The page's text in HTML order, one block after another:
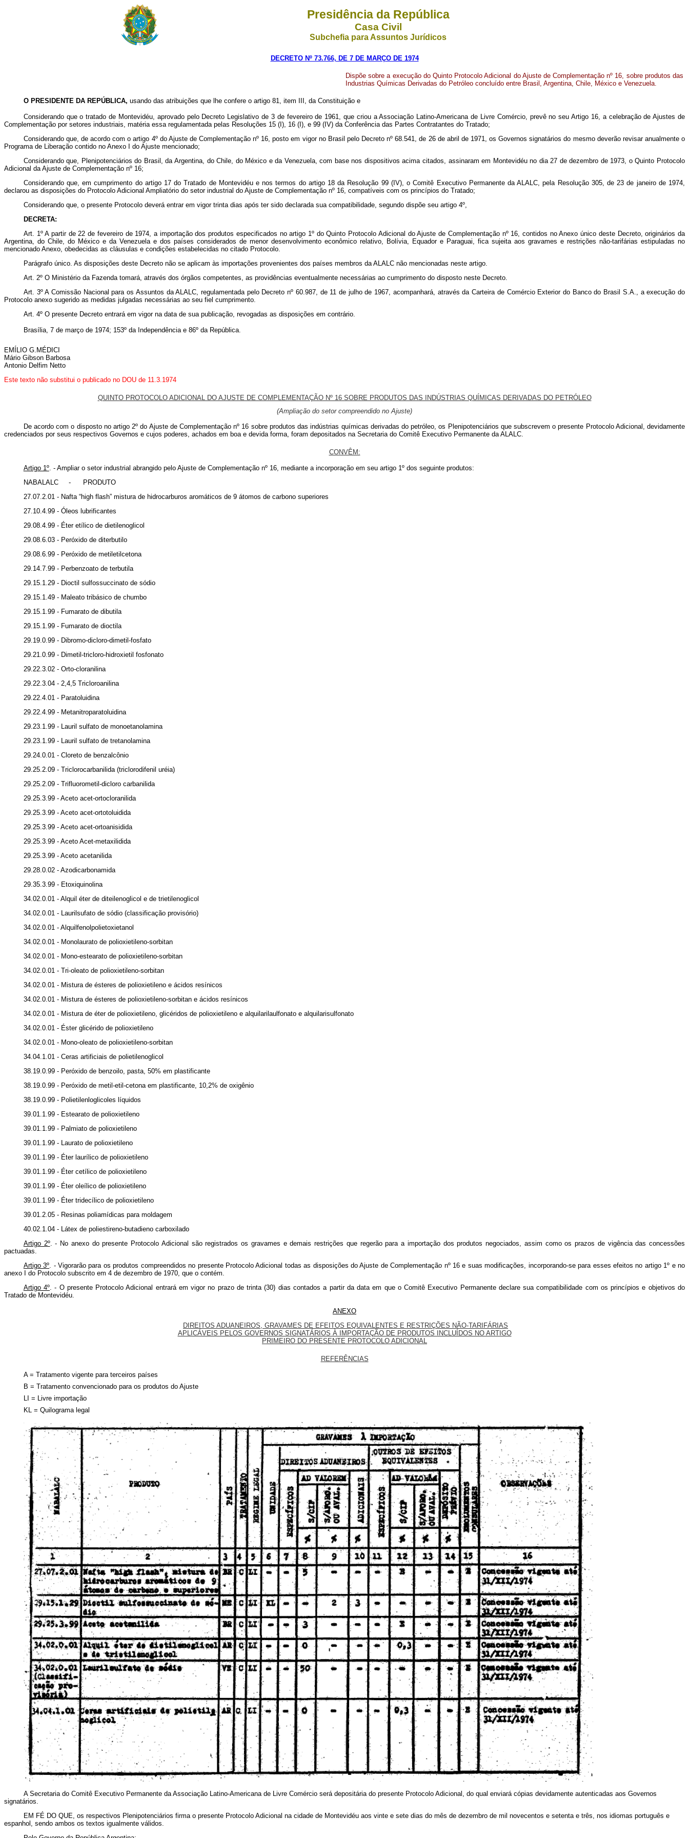
Presidência da República
Casa Civil
Subchefia para Assuntos Jurídicos
DECRETO Nº 73.766, DE 7 DE MARÇO DE 1974
Dispõe sobre a execução do Quinto Protocolo Adicional do Ajuste de Complementação nº 16, sobre produtos das
Industrias Químicas Derivadas do Petróleo concluído entre Brasil, Argentina, Chile, México e Venezuela.
O PRESIDENTE DA REPÚBLICA, usando das atribuições que lhe confere o artigo 81, item III, da Constituição e
Considerando que o tratado de Montevidéu, aprovado pelo Decreto Legislativo de 3 de fevereiro de 1961, que criou a Associação Latino-Americana de Livre Comércio, prevê no seu Artigo 16, a celebração de Ajustes de
Complementação por setores industriais, matéria essa regulamentada pelas Resoluções 15 (I), 16 (I), e 99 (IV) da Conferência das Partes Contratantes do Tratado;
Considerando que, de acordo com o artigo 4º do Ajuste de Complementação nº 16, posto em vigor no Brasil pelo Decreto nº 68.541, de 26 de abril de 1971, os Governos signatários do mesmo deverão revisar anualmente o
Programa de Liberação contido no Anexo I do Ajuste mencionado;
Considerando que, Plenipotenciários do Brasil, da Argentina, do Chile, do México e da Venezuela, com base nos dispositivos acima citados, assinaram em Montevidéu no dia 27 de dezembro de 1973, o Quinto Protocolo
Adicional da Ajuste de Complementação nº 16;
Considerando que, em cumprimento do artigo 17 do Tratado de Montevidéu e nos termos do artigo 18 da Resolução 99 (IV), o Comitê Executivo Permanente da ALALC, pela Resolução 305, de 23 de janeiro de 1974,
declarou as disposições do Protocolo Adicional Ampliatório do setor industrial do Ajuste de Complementação nº 16, compatíveis com os princípios do Tratado;
Considerando que, o presente Protocolo deverá entrar em vigor trinta dias após ter sido declarada sua compatibilidade, segundo dispõe seu artigo 4º,
DECRETA:
Art. 1º A partir de 22 de fevereiro de 1974, a importação dos produtos especificados no artigo 1º do Quinto Protocolo Adicional do Ajuste de Complementação nº 16, contidos no Anexo único deste Decreto, originários da
Argentina, do Chile, do México e da Venezuela e dos países considerados de menor desenvolvimento econômico relativo, Bolívia, Equador e Paraguai, fica sujeita aos gravames e restrições não-tarifárias estipuladas no
mencionado Anexo, obedecidas as cláusulas e condições estabelecidas no citado Protocolo.
Parágrafo único. As disposições deste Decreto não se aplicam às importações provenientes dos países membros da ALALC não mencionadas neste artigo.
Art. 2º O Ministério da Fazenda tomará, através dos órgãos competentes, as providências eventualmente necessárias ao cumprimento do disposto neste Decreto.
Art. 3º A Comissão Nacional para os Assuntos da ALALC, regulamentada pelo Decreto nº 60.987, de 11 de julho de 1967, acompanhará, através da Carteira de Comércio Exterior do Banco do Brasil S.A., a execução do
Protocolo anexo sugerido as medidas julgadas necessárias ao seu fiel cumprimento.
Art. 4º O presente Decreto entrará em vigor na data de sua publicação, revogadas as disposições em contrário.
Brasília, 7 de março de 1974; 153º da Independência e 86º da República.
EMÍLIO G.MÉDICI
Mário Gibson Barbosa
Antonio Delfim Netto
Este texto não substitui o publicado no DOU de 11.3.1974
QUINTO PROTOCOLO ADICIONAL DO AJUSTE DE COMPLEMENTAÇÃO Nº 16 SOBRE PRODUTOS DAS INDÚSTRIAS QUÍMICAS DERIVADAS DO PETRÓLEO
(Ampliação do setor compreendido no Ajuste)
De acordo com o disposto no artigo 2º do Ajuste de Complementação nº 16 sobre produtos das indústrias químicas derivadas do petróleo, os Plenipotenciários que subscrevem o presente Protocolo Adicional, devidamente
credenciados por seus respectivos Governos e cujos poderes, achados em boa e devida forma, foram depositados na Secretaria do Comitê Executivo Permanente da ALALC.
CONVÊM:
Artigo 1º. - Ampliar o setor industrial abrangido pelo Ajuste de Complementação nº 16, mediante a incorporação em seu artigo 1º dos seguinte produtos:
NABALALC - PRODUTO
27.07.2.01 - Nafta “high flash” mistura de hidrocarburos aromáticos de 9 átomos de carbono superiores
27.10.4.99 - Óleos lubrificantes
29.08.4.99 - Éter etílico de dietilenoglicol
29.08.6.03 - Peróxido de diterbutilo
29.08.6.99 - Peróxido de metiletilcetona
29.14.7.99 - Perbenzoato de terbutila
29.15.1.29 - Dioctil sulfossuccinato de sódio
29.15.1.49 - Maleato tribásico de chumbo
29.15.1.99 - Fumarato de dibutila
29.15.1.99 - Fumarato de dioctila
29.19.0.99 - Dibromo-dicloro-dimetil-fosfato
29.21.0.99 - Dimetil-tricloro-hidroxietil fosfonato
29.22.3.02 - Orto-cloranilina
29.22.3.04 - 2,4,5 Tricloroanilina
29.22.4.01 - Paratoluidina
29.22.4.99 - Metanitroparatoluidina
29.23.1.99 - Lauril sulfato de monoetanolamina
29.23.1.99 - Lauril sulfato de tretanolamina
29.24.0.01 - Cloreto de benzalcônio
29.25.2.09 - Triclorocarbanilida (triclorodifenil uréia)
29.25.2.09 - Trifluorometil-dicloro carbanilida
29.25.3.99 - Aceto acet-ortocloranilida
29.25.3.99 - Aceto acet-ortotoluidida
29.25.3.99 - Aceto acet-ortoanisidida
29.25.3.99 - Aceto Acet-metaxilidida
29.25.3.99 - Aceto acetanilida
29.28.0.02 - Azodicarbonamida
29.35.3.99 - Etoxiquinolina
34.02.0.01 - Alquil éter de diteilenoglicol e de trietilenoglicol
34.02.0.01 - Laurilsufato de sódio (classificação provisório)
34.02.0.01 - Alquilfenolpolietoxietanol
34.02.0.01 - Monolaurato de polioxietileno-sorbitan
34.02.0.01 - Mono-estearato de polioxietileno-sorbitan
34.02.0.01 - Tri-oleato de polioxietileno-sorbitan
34.02.0.01 - Mistura de ésteres de polioxietileno e ácidos resínicos
34.02.0.01 - Mistura de ésteres de polioxietileno-sorbitan e ácidos resínicos
34.02.0.01 - Mistura de éter de polioxietileno, glicéridos de polioxietileno e alquilarilaulfonato e alquilarisulfonato
34.02.0.01 - Éster glicérido de polioxietileno
34.02.0.01 - Mono-oleato de polioxietileno-sorbitan
34.04.1.01 - Ceras artificiais de polietilenoglicol
38.19.0.99 - Peróxido de benzoilo, pasta, 50% em plastificante
38.19.0.99 - Peróxido de metil-etil-cetona em plastificante, 10,2% de oxigênio
38.19.0.99 - Polietilenloglicoles líquidos
39.01.1.99 - Estearato de polioxietileno
39.01.1.99 - Palmiato de polioxietileno
39.01.1.99 - Laurato de polioxietileno
39.01.1.99 - Éter laurílico de polioxietileno
39.01.1.99 - Éter cetílico de polioxietileno
39.01.1.99 - Éter oleílico de polioxietileno
39.01.1.99 - Éter tridecílico de polioxietileno
39.01.2.05 - Resinas poliamídicas para moldagem
40.02.1.04 - Látex de poliestireno-butadieno carboxilado
Artigo 2º. - No anexo do presente Protocolo Adicional são registrados os gravames e demais restrições que regerão para a importação dos produtos negociados, assim como os prazos de vigência das concessões
pactuadas.
Artigo 3º. - Vigorarão para os produtos compreendidos no presente Protocolo Adicional todas as disposições do Ajuste de Complementação nº 16 e suas modificações, incorporando-se para esses efeitos no artigo 1º e no
anexo I do Protocolo subscrito em 4 de dezembro de 1970, que o contém.
Artigo 4º. - O presente Protocolo Adicional entrará em vigor no prazo de trinta (30) dias contados a partir da data em que o Comitê Executivo Permanente declare sua compatibilidade com os princípios e objetivos do
Tratado de Montevidéu.
ANEXO
DIREITOS ADUANEIROS, GRAVAMES DE EFEITOS EQUIVALENTES E RESTRIÇÕES NÃO-TARIFÁRIAS
APLICÁVEIS PELOS GOVERNOS SIGNATÁRIOS À IMPORTAÇÃO DE PRODUTOS INCLUÍDOS NO ARTIGO
PRIMEIRO DO PRESENTE PROTOCOLO ADICIONAL
REFERÊNCIAS
A = Tratamento vigente para terceiros países
B = Tratamento convencionado para os produtos do Ajuste
LI = Livre importação
KL = Quilograma legal
A Secretaria do Comitê Executivo Permanente da Associação Latino-Americana de Livre Comércio será depositária do presente Protocolo Adicional, do qual enviará cópias devidamente autenticadas aos Governos
signatários.
EM FÉ DO QUE, os respectivos Plenipotenciários firma o presente Protocolo Adicional na cidade de Montevidéu aos vinte e sete dias do mês de dezembro de mil novecentos e setenta e três, nos idiomas português e
espanhol, sendo ambos os textos igualmente válidos.